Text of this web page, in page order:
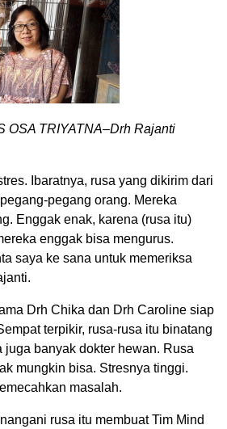
OSA TRIYATNA–Drh Rajanti
Ibaratnya, rusa yang dikirim dari
pegang orang. Mereka
Enggak enak, karena (rusa itu)
enggak bisa mengurus.
saya ke sana untuk memeriksa
Drh Chika dan Drh Caroline siap
terpikir, rusa-rusa itu binatang
juga banyak dokter hewan. Rusa
mungkin bisa. Stresnya tinggi.
masalah.
rusa itu membuat Tim Mind